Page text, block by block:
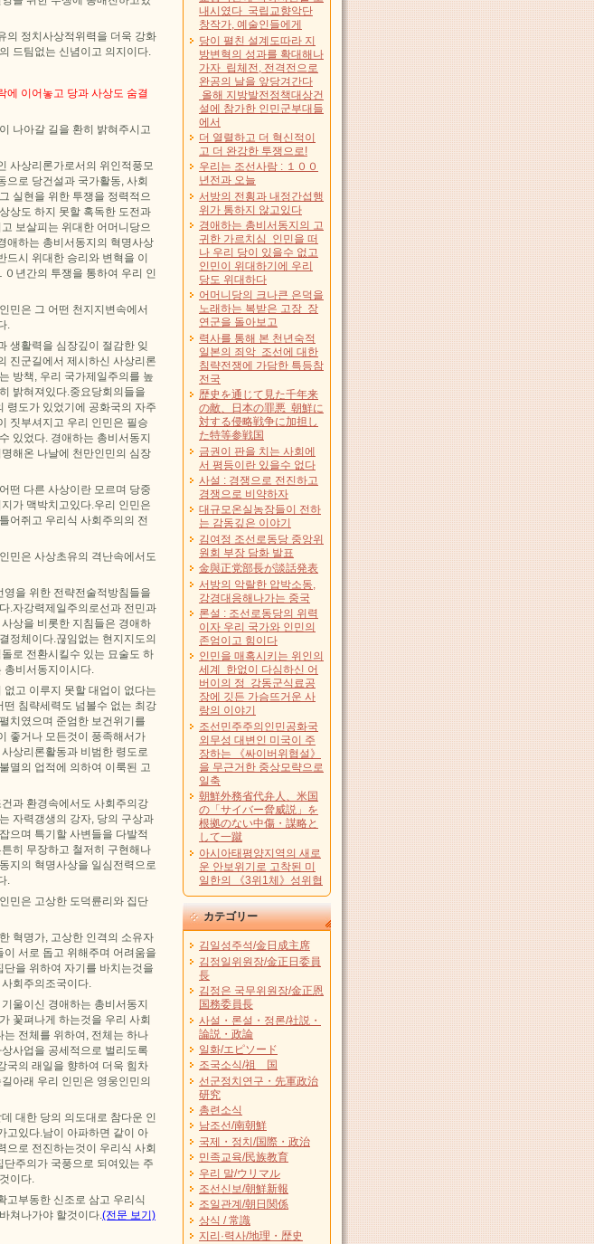
의 정치사상적위력을 더욱 강화
드팀없는 신념이고 의지이다.
에 이어놓고 당과 사상도 숨결
나아갈 길을 환히 밝혀주시고
사상리론가로서의 위인적풍모
으로 당건설과 국가활동, 사회
실현을 위한 투쟁을 정력적으
상도 하지 못할 혹독한 도전과
보살피는 위대한 어머니당으
애하는 총비서동지의 혁명사상
드시 위대한 승리와 변혁을 이
년간의 투쟁을 통하여 우리 인
민은 그 어떤 천지지변속에서
.
생활력을 심장깊이 절감한 잊
진군길에서 제시하신 사상리론
방책, 우리 국가제일주의를 높
밝혀져있다.중요당회의들을
령도가 있었기에 공화국의 자주
짓부셔지고 우리 인민은 필승
있었다. 경애하는 총비서동지
해온 나날에 천만인민의 심장
떤 다른 사상이란 모르며 당중
가 맥박치고있다.우리 인민은
어쥐고 우리식 사회주의의 전
민은 사상초유의 격난속에서도
을 위한 전략전술적방침들을
.자강력제일주의로선과 전민과
상을 비롯한 지침들은 경애하
정체이다.끊임없는 현지지도의
로 전환시킬수 있는 묘술도 하
비서동지이시다.
고 이루지 못할 대업이 없다는
침략세력도 넘볼수 없는 최강
치였으며 준엄한 보건위기를
좋거나 모든것이 풍족해서가
상리론활동과 비범한 령도로
멸의 업적에 의하여 이룩된 고
과 환경속에서도 사회주의강
자력갱생의 강자, 당의 구상과
으며 특기할 사변들을 다발적
히 무장하고 철저히 구현해나
지의 혁명사상을 일심전력으로
.
민은 고상한 도덕륜리와 집단
혁명가, 고상한 인격의 소유자
서로 돕고 위해주며 어려움을
을 위하여 자기를 바치는것을
회주의조국이다.
울이신 경애하는 총비서동지
꽃펴나게 하는것을 우리 사회
전체를 위하여, 전체는 하나
사업을 공세적으로 벌리도록
국의 래일을 향하여 더욱 힘차
아래 우리 인민은 영웅인민의
대한 당의 의도대로 참다운 인
고있다.남이 아파하면 같이 아
으로 전진하는것이 우리식 사회
주의가 국풍으로 되여있는 주
이다.
고부동한 신조로 삼고 우리식
쳐나가야 할것이다. (전문 보기)
내시였다 국립교향악단
창작가, 예술인들에게
당이 펼친 설계도따라 지
방변혁의 성과를 확대해나
가자 립체전, 전격전으로
완공의 날을 앞당겨간다
올해 지방발전정책대상건
설에 참가한 인민군부대들
에서
더 열렬하고 더 혁신적이
고 더 완강한 투쟁으로!
우리는 조선사람 : １００
년전과 오늘
서방의 전횡과 내정간섭행
위가 통하지 않고있다
경애하는 총비서동지의 고
귀한 가르치심 인민을 떠
나 우리 당이 있을수 없고
인민이 위대하기에 우리
당도 위대하다
어머니당의 크나큰 은덕을
노래하는 복받은 고장 장
연군을 돌아보고
력사를 통해 본 천년숙적
일본의 죄악 조선에 대한
침략전쟁에 가담한 특등참
전국
歴史を通じて見た千年来
の敵、日本の罪悪 朝鮮に
対する侵略戦争に加担し
た特等参戦国
금권이 판을 치는 사회에
서 평등이란 있을수 없다
사설 : 경쟁으로 전진하고
경쟁으로 비약하자
대규모온실농장들이 전하
는 감동깊은 이야기
김여정 조선로동당 중앙위
원회 부장 담화 발표
金與正党部長が談話発表
서방의 악랄한 압박소동,
강경대응해나가는 중국
론설 : 조선로동당의 위력
이자 우리 국가와 인민의
존엄이고 힘이다
인민을 매혹시키는 위인의
세계 한없이 다심하신 어
버이의 정 강동군식료공
장에 깃든 가슴뜨거운 사
랑의 이야기
조선민주주의인민공화국
외무성 대변인 미국이 주
장하는 《싸이버위협설》
을 무근거한 중상모략으로
일축
朝鮮外務省代弁人、米国
の「サイバー脅威説」を
根拠のない中傷・謀略と
して一蹴
아시아태평양지역의 새로
운 안보위기로 고착된 미
일한의 《3위1체》성위협
カテゴリー
김일성주석/金日成主席
김정일위원장/金正日委員
長
김정은 국무위원장/金正恩
国務委員長
사설・론설・정론/社説・
論説・政論
일화/エピソード
조국소식/祖 国
선군정치연구・先軍政治
研究
총련소식
남조선/南朝鮮
국제・정치/国際・政治
민족교육/民族教育
우리 말/ウリマル
조선신보/朝鮮新報
조일관계/朝日関係
상식 / 常識
지리·력사/地理・歴史